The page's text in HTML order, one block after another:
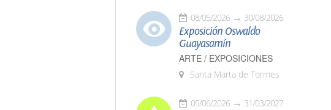
08/05/2026 30/08/2026
Exposición Oswaldo
Guayasamín
ARTE / EXPOSICIONES
Santa Marta de Tormes
05/06/2026 31/03/2027